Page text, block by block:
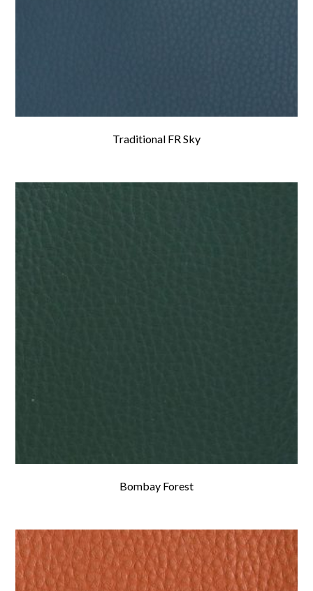
Traditional FR Sky
Bombay Forest